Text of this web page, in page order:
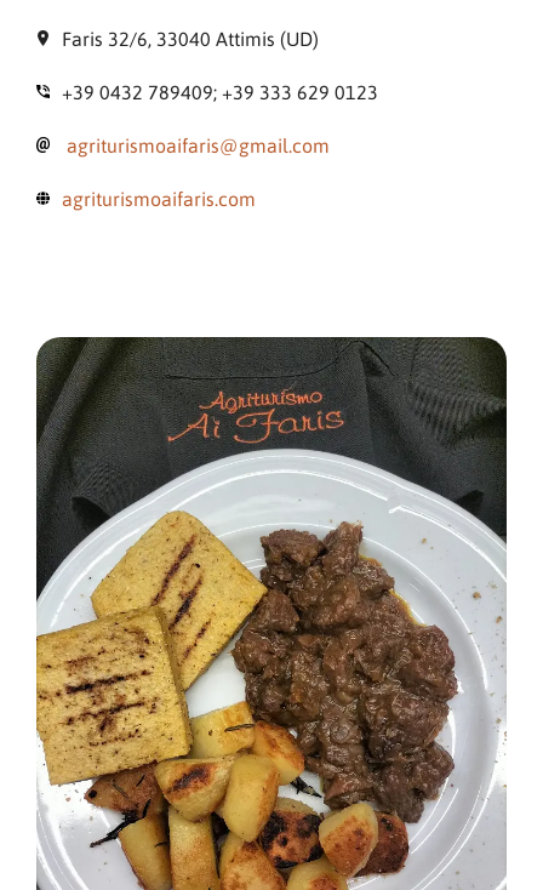
Faris 32/6, 33040 Attimis (UD)
+39 0432 789409; +39 333 629 0123
agriturismoaifaris@gmail.com
agriturismoaifaris.com